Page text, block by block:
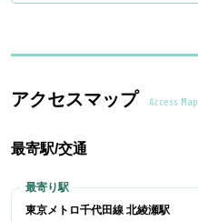
アクセスマップ Access Map
最寄駅/交通
東京メトロ千代田線 北綾瀬駅